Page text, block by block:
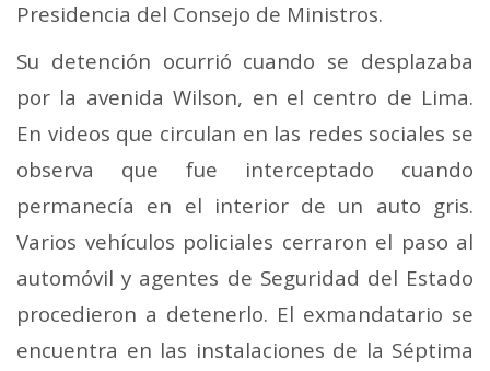
Presidencia del Consejo de Ministros.
Su detención ocurrió cuando se desplazaba
por la avenida Wilson, en el centro de Lima.
En videos que circulan en las redes sociales se
observa que fue interceptado cuando
permanecía en el interior de un auto gris.
Varios vehículos policiales cerraron el paso al
automóvil y agentes de Seguridad del Estado
procedieron a detenerlo. El exmandatario se
encuentra en las instalaciones de la Séptima